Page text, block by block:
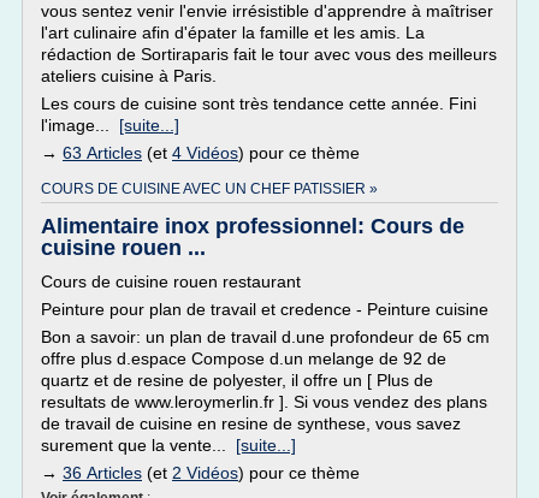
vous sentez venir l'envie irrésistible d'apprendre à maîtriser
l'art culinaire afin d'épater la famille et les amis. La
rédaction de Sortiraparis fait le tour avec vous des meilleurs
ateliers cuisine à Paris.
Les cours de cuisine sont très tendance cette année. Fini
l'image... [suite...]
→ 63 Articles (et 4 Vidéos) pour ce thème
COURS DE CUISINE AVEC UN CHEF PATISSIER »
Alimentaire inox professionnel: Cours de
cuisine rouen ...
Cours de cuisine rouen restaurant
Peinture pour plan de travail et credence - Peinture cuisine
Bon a savoir: un plan de travail d.une profondeur de 65 cm
offre plus d.espace Compose d.un melange de 92 de
quartz et de resine de polyester, il offre un [ Plus de
resultats de www.leroymerlin.fr ]. Si vous vendez des plans
de travail de cuisine en resine de synthese, vous savez
surement que la vente... [suite...]
→ 36 Articles (et 2 Vidéos) pour ce thème